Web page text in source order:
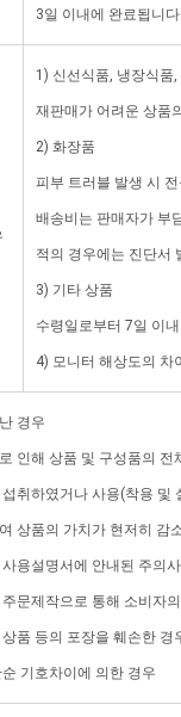
3일 이내에 완료됩니
1) 신선식품, 냉장식품
재판매가 어려운 상품
2) 화장품
피부 트러블 발생 시
배송비는 판매자가 부
적의 경우에는 진단서
3) 기타 상품
수령일로부터 7일 이
4) 모니터 해상도의 차
경우
인해 상품 및 구성품의
취하였거나 사용(착용 및
상품의 가치가 현저히 감
용설명서에 안내된 주의
문제작으로 통해 소비자
품 등의 포장을 훼손한 경
기호차이에 의한 경우